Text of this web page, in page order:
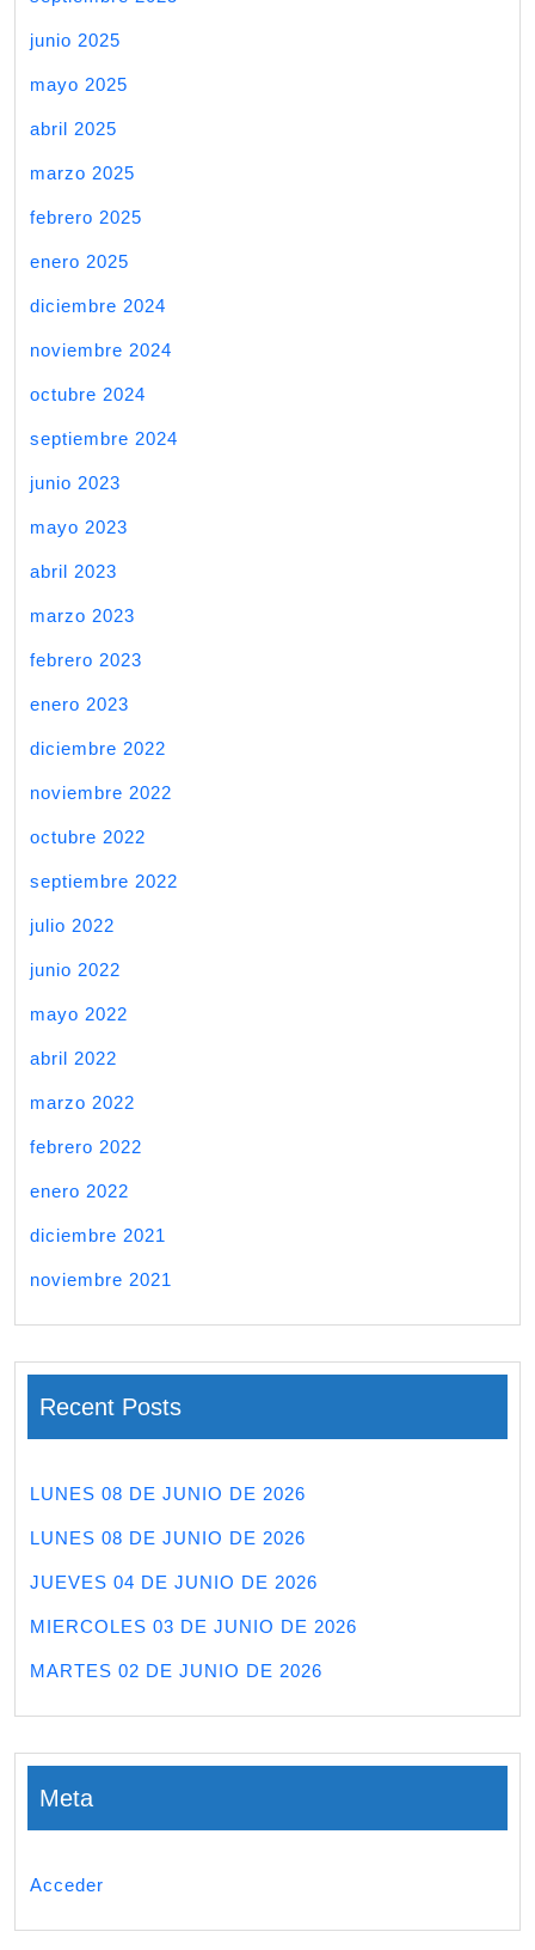
junio 2025
mayo 2025
abril 2025
marzo 2025
febrero 2025
enero 2025
diciembre 2024
noviembre 2024
octubre 2024
septiembre 2024
junio 2023
mayo 2023
abril 2023
marzo 2023
febrero 2023
enero 2023
diciembre 2022
noviembre 2022
octubre 2022
septiembre 2022
julio 2022
junio 2022
mayo 2022
abril 2022
marzo 2022
febrero 2022
enero 2022
diciembre 2021
noviembre 2021
Recent Posts
LUNES 08 DE JUNIO DE 2026
LUNES 08 DE JUNIO DE 2026
JUEVES 04 DE JUNIO DE 2026
MIERCOLES 03 DE JUNIO DE 2026
MARTES 02 DE JUNIO DE 2026
Meta
Acceder